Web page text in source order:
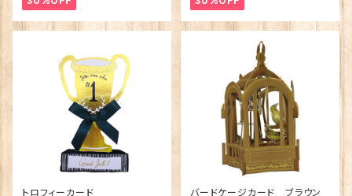
トロフィーカード バードケージカード ブラウン